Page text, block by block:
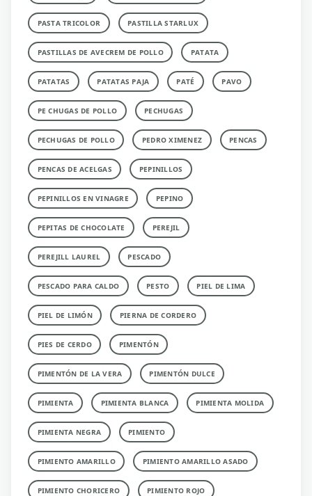
PASTA TRICOLOR PASTILLA STARLUX
PASTILLAS DE AVECREM DE POLLO PATATA
PATATAS PATATAS PAJA PATÉ PAVO
PE CHUGAS DE POLLO PECHUGAS
PECHUGAS DE POLLO PEDRO XIMENEZ PENCAS
PENCAS DE ACELGAS PEPINILLOS
PEPINILLOS EN VINAGRE PEPINO
PEPITAS DE CHOCOLATE PEREJIL
PEREJILL LAUREL PESCADO
PESCADO PARA CALDO PESTO PIEL DE LIMA
PIEL DE LIMÓN PIERNA DE CORDERO
PIES DE CERDO PIMENTÓN
PIMENTÓN DE LA VERA PIMENTÓN DULCE
PIMIENTA PIMIENTA BLANCA PIMIENTA MOLIDA
PIMIENTA NEGRA PIMIENTO
PIMIENTO AMARILLO PIMIENTO AMARILLO ASADO
PIMIENTO CHORICERO PIMIENTO ROJO